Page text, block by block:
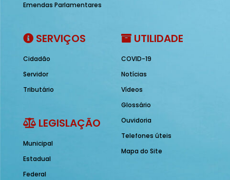
Emendas Parlamentares
SERVIÇOS
Cidadão
Servidor
Tributário
LEGISLAÇÃO
Municipal
Estadual
Federal
UTILIDADE
COVID-19
Notícias
Vídeos
Glossário
Ouvidoria
Telefones úteis
Mapa do Site